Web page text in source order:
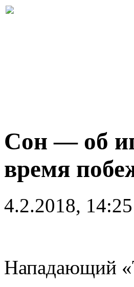
Сон — об
время
4.2.2018, 14:25
Нападающий